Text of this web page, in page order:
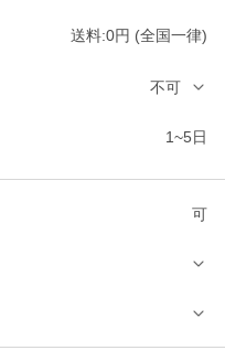
送料:0円 (全国一律)
不可
1~5日
可